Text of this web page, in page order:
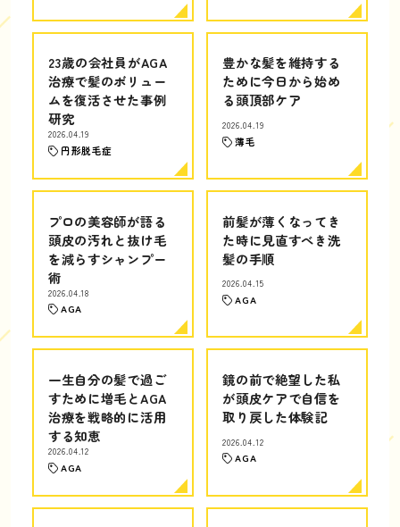
23歳の会社員がAGA
治療で髪のボリュー
ムを復活させた事例
研究
2026.04.19
円形脱毛症
豊かな髪を維持する
ために今日から始め
る頭頂部ケア
2026.04.19
薄毛
プロの美容師が語る
頭皮の汚れと抜け毛
を減らすシャンプー
術
2026.04.18
AGA
前髪が薄くなってき
た時に見直すべき洗
髪の手順
2026.04.15
AGA
一生自分の髪で過ご
すために増毛とAGA
治療を戦略的に活用
する知恵
2026.04.12
AGA
鏡の前で絶望した私
が頭皮ケアで自信を
取り戻した体験記
2026.04.12
AGA